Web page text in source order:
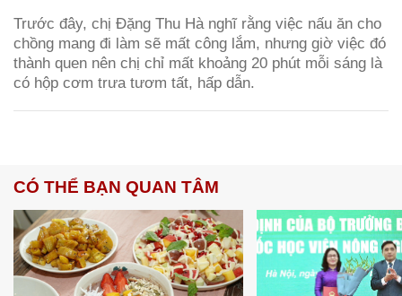
Trước đây, chị Đặng Thu Hà nghĩ rằng việc nấu ăn cho
chồng mang đi làm sẽ mất công lắm, nhưng giờ việc đó
thành quen nên chị chỉ mất khoảng 20 phút mỗi sáng là
có hộp cơm trưa tươm tất, hấp dẫn.
CÓ THỂ BẠN QUAN TÂM